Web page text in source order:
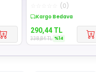
(0)
Sepette %14 İndirim
290,44 TL
338,84TL %14